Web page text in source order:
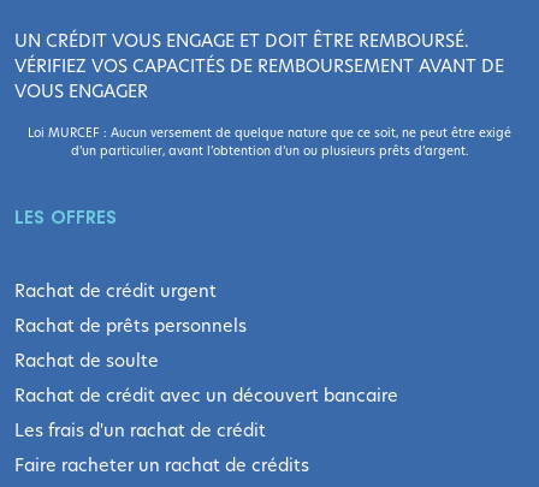
UN CRÉDIT VOUS ENGAGE ET DOIT ÊTRE REMBOURSÉ.
VÉRIFIEZ VOS CAPACITÉS DE REMBOURSEMENT AVANT DE
VOUS ENGAGER
Loi MURCEF : Aucun versement de quelque nature que ce soit, ne peut être exigé
d’un particulier, avant l’obtention d’un ou plusieurs prêts d’argent.
LES OFFRES
Rachat de crédit urgent
Rachat de prêts personnels
Rachat de soulte
Rachat de crédit avec un découvert bancaire
Les frais d'un rachat de crédit
Faire racheter un rachat de crédits